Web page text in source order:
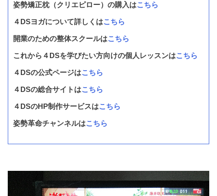
姿勢矯正枕（クリエピロー）の購入はこちら
４DSヨガについて詳しくはこちら
開業のための整体スクールはこちら
これから４DSを学びたい方向けの個人レッスンはこちら
４DSの公式ページはこちら
４DSの総合サイトはこちら
４DSのHP制作サービスはこちら
姿勢革命チャンネルはこちら